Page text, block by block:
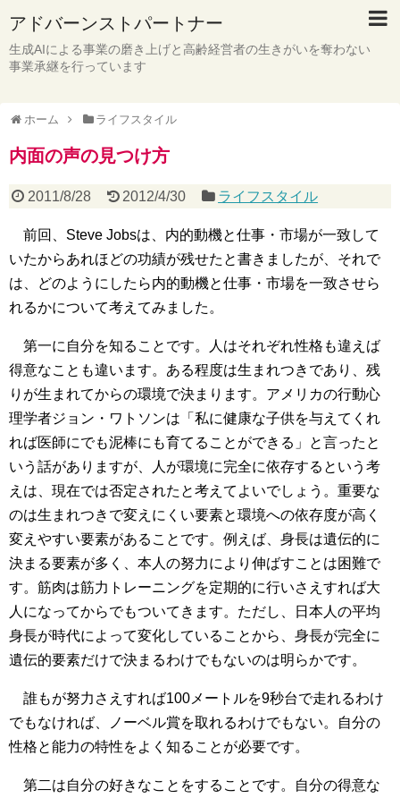
アドバーンストパートナー
生成AIによる事業の磨き上げと高齢経営者の生きがいを奪わない
事業承継を行っています
ホーム ライフスタイル
内面の声の見つけ方
2011/8/28 2012/4/30 ライフスタイル
前回、Steve Jobsは、内的動機と仕事・市場が一致して
いたからあれほどの功績が残せたと書きましたが、それで
は、どのようにしたら内的動機と仕事・市場を一致させら
れるかについて考えてみました。
第一に自分を知ることです。人はそれぞれ性格も違えば
得意なことも違います。ある程度は生まれつきであり、残
りが生まれてからの環境で決まります。アメリカの行動心
理学者ジョン・ワトソンは「私に健康な子供を与えてくれ
れば医師にでも泥棒にも育てることができる」と言ったと
いう話がありますが、人が環境に完全に依存するという考
えは、現在では否定されたと考えてよいでしょう。重要な
のは生まれつきで変えにくい要素と環境への依存度が高く
変えやすい要素があることです。例えば、身長は遺伝的に
決まる要素が多く、本人の努力により伸ばすことは困難で
す。筋肉は筋力トレーニングを定期的に行いさえすれば大
人になってからでもついてきます。ただし、日本人の平均
身長が時代によって変化していることから、身長が完全に
遺伝的要素だけで決まるわけでもないのは明らかです。
誰もが努力さえすれば100メートルを9秒台で走れるわけ
でもなければ、ノーベル賞を取れるわけでもない。自分の
性格と能力の特性をよく知ることが必要です。
第二は自分の好きなことをすることです。自分の得意な